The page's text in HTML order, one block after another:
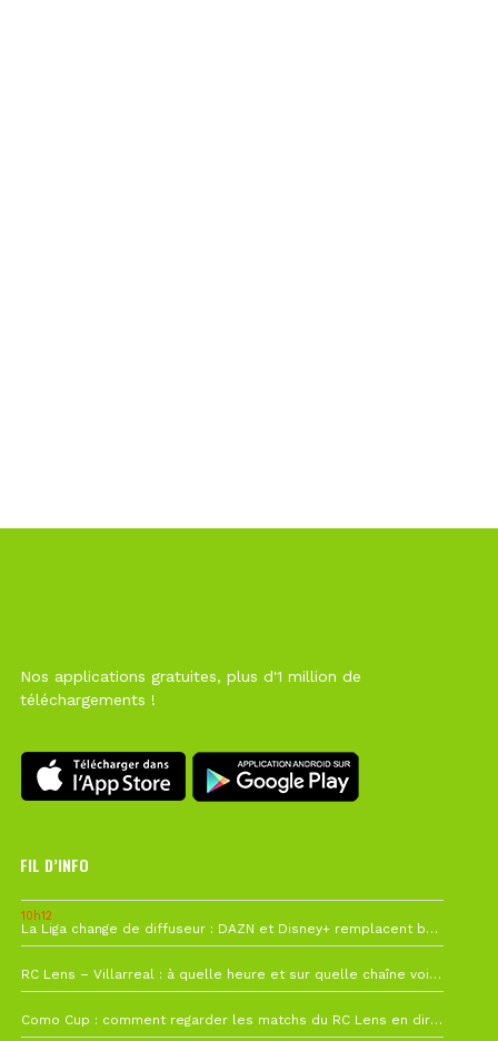
Nos applications gratuites, plus d'1 million de
téléchargements !
FIL D’INFO
10h12
La Liga change de diffuseur : DAZN et Disney+ remplacent beIN Sports !
RC Lens – Villarreal : à quelle heure et sur quelle chaîne voir la finale de la Como Cup ?
Como Cup : comment regarder les matchs du RC Lens en direct ?